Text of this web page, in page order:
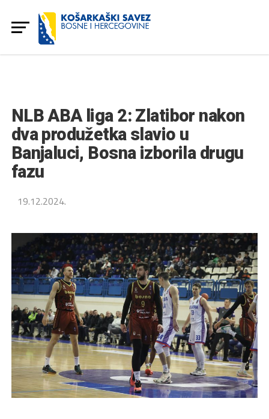
NLB ABA liga 2: Zlatibor nakon
dva produžetka slavio u
Banjaluci, Bosna izborila drugu
fazu
19.12.2024.